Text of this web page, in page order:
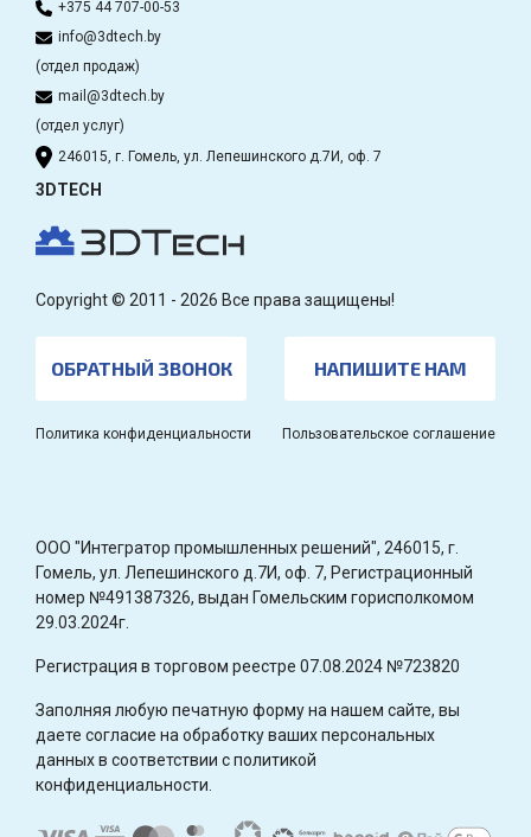
+375 44 707-00-53
info@3dtech.by
(отдел продаж)
mail@3dtech.by
(отдел услуг)
246015, г. Гомель, ул. Лепешинского д.7И, оф. 7
3DTECH
Copyright © 2011 - 2026 Все права защищены!
ОБРАТНЫЙ ЗВОНОК НАПИШИТЕ НАМ
Политика конфиденциальности Пользовательское соглашение
OOO "Интегратор промышленных решений", 246015, г.
Гомель, ул. Лепешинского д.7И, оф. 7, Регистрационный
номер №491387326, выдан Гомельским горисполкомом
29.03.2024г.
Регистрация в торговом реестре 07.08.2024 №723820
Заполняя любую печатную форму на нашем сайте, вы
даете согласие на обработку ваших персональных
данных в соответствии с политикой
конфиденциальности.